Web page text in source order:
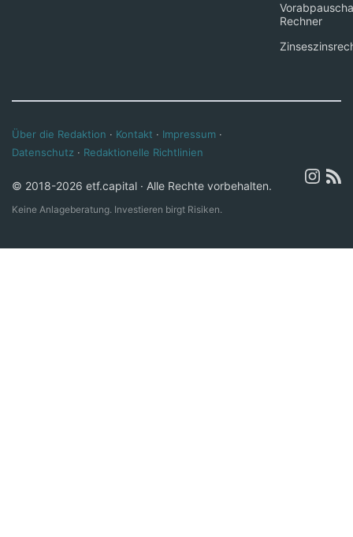
Rechner
Über die Redaktion · Kontakt · Impressum ·
Datenschutz · Redaktionelle Richtlinien
© 2018-2026 etf.capital · Alle Rechte vorbehalten.
Keine Anlageberatung. Investieren birgt Risiken.